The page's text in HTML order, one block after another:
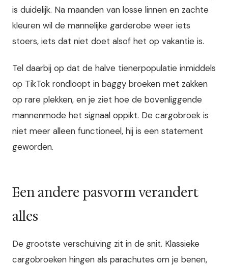
is duidelijk. Na maanden van losse linnen en zachte
kleuren wil de mannelijke garderobe weer iets
stoers, iets dat niet doet alsof het op vakantie is.
Tel daarbij op dat de halve tienerpopulatie inmiddels
op TikTok rondloopt in baggy broeken met zakken
op rare plekken, en je ziet hoe de bovenliggende
mannenmode het signaal oppikt. De cargobroek is
niet meer alleen functioneel, hij is een statement
geworden.
Een andere pasvorm verandert
alles
De grootste verschuiving zit in de snit. Klassieke
cargobroeken hingen als parachutes om je benen,